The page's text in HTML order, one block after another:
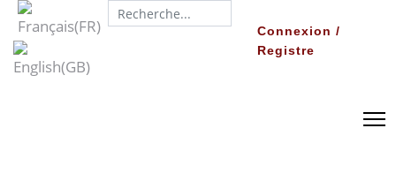
Search...
Connexion /
Registre